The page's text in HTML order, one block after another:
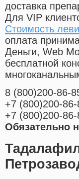
доставка
Для VIP
Стоимость
оплата
Деньги, Web
бесплатной
8 (800)200-86-
+7 (800)200-86-
+7 (800)200-86-
Обязательно